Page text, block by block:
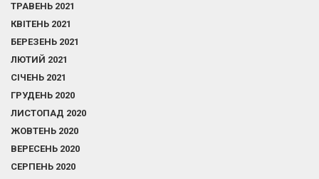
ТРАВЕНЬ 2021
КВІТЕНЬ 2021
БЕРЕЗЕНЬ 2021
ЛЮТИЙ 2021
СІЧЕНЬ 2021
ГРУДЕНЬ 2020
ЛИСТОПАД 2020
ЖОВТЕНЬ 2020
ВЕРЕСЕНЬ 2020
СЕРПЕНЬ 2020